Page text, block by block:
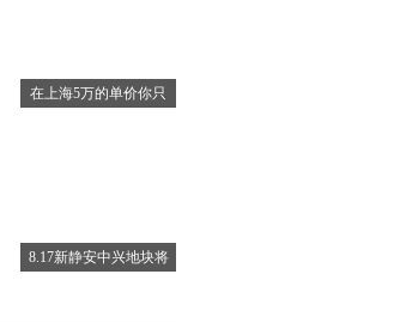
在上海5万的单价你只
8.17新静安中兴地块将